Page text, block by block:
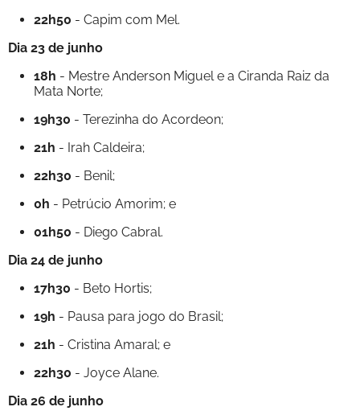
22h50 - Capim com Mel.
Dia 23 de junho
18h - Mestre Anderson Miguel e a Ciranda Raiz da
Mata Norte;
19h30 - Terezinha do Acordeon;
21h - Irah Caldeira;
22h30 - Benil;
0h - Petrúcio Amorim; e
01h50 - Diego Cabral.
Dia 24 de junho
17h30 - Beto Hortis;
19h - Pausa para jogo do Brasil;
21h - Cristina Amaral; e
22h30 - Joyce Alane.
Dia 26 de junho